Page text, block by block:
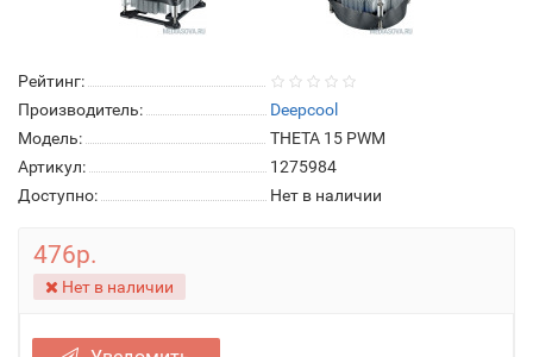
Рейтинг:
Производитель:
Deepcool
Модель:
THETA 15 PWM
Артикул:
1275984
Доступно:
Нет в наличии
476р.
Нет в наличии